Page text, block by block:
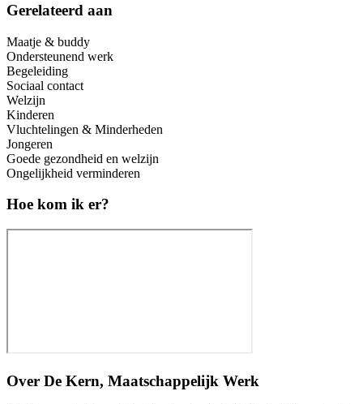
Gerelateerd aan
Maatje & buddy
Ondersteunend werk
Begeleiding
Sociaal contact
Welzijn
Kinderen
Vluchtelingen & Minderheden
Jongeren
Goede gezondheid en welzijn
Ongelijkheid verminderen
Hoe kom ik er?
Over De Kern, Maatschappelijk Werk